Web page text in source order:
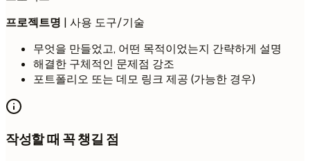
프로젝트명 | 사용 도구/기술
무엇을 만들었고, 어떤 목적이었는지 간략하게 설명
해결한 구체적인 문제점 강조
포트폴리오 또는 데모 링크 제공 (가능한 경우)
작성할 때 꼭 챙길 점